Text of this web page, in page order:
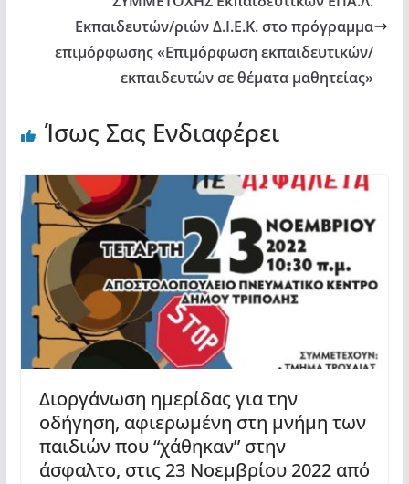
Εκπαιδευτών/ριών Δ.Ι.Ε.Κ. στο πρόγραμμα
επιμόρφωσης «Επιμόρφωση εκπαιδευτικών/
εκπαιδευτών σε θέματα μαθητείας»
Ίσως Σας Ενδιαφέρει
Διοργάνωση ημερίδας για την
οδήγηση, αφιερωμένη στη μνήμη των
παιδιών που “χάθηκαν” στην
άσφαλτο, στις 23 Νοεμβρίου 2022 από